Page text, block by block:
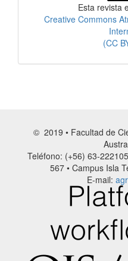
Esta revista
Creative Commons
(CC
© 2019 • Facultad de
Teléfono: (+56) 63-
567 • Campus Isla
E-mail: